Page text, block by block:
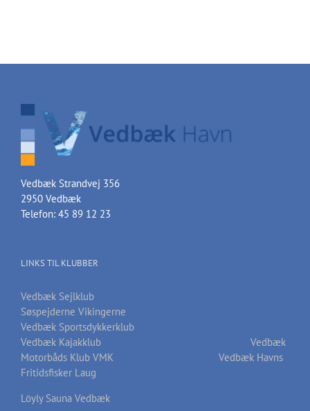
Vedbæk Strandvej 356
2950 Vedbæk
Telefon: 45 89 12 23
LINKS TIL KLUBBER
Vedbæk Sejlklub
Søspejderne Vikingerne
Vedbæk Sportsdykkerklub
Vedbæk Kajakklub
Vedbæk
Motorbåds Klub VMK
Vedbæk Havns
Fritidsfisker Laug
Löyly Sauna Vedbæk